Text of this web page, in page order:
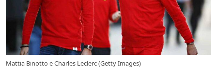
Mattia Binotto e Charles Leclerc (Getty Images)